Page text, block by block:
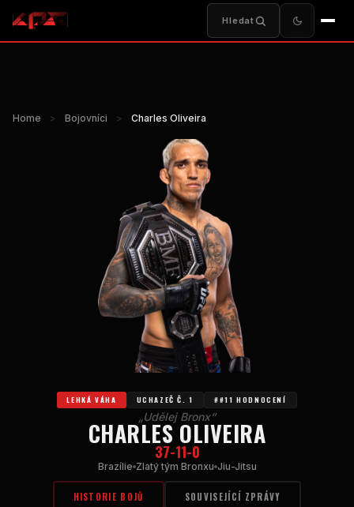
Hledat
Home > Bojovníci > Charles Oliveira
LEHKÁ VÁHA UCHAZEČ Č. 1 ##11 HODNOCENÍ
„Udělej Bronx“
CHARLES OLIVEIRA
37-11-0
Brazílie Zlatý tým Bronxu Jiu-Jitsu
HISTORIE BOJŮ SOUVISEJÍCÍ ZPRÁVY